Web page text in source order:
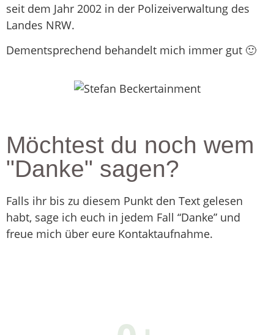
seit dem Jahr 2002 in der Polizeiverwaltung des
Landes NRW.
Dementsprechend behandelt mich immer gut 🙂
Möchtest du noch wem
"Danke" sagen?
Falls ihr bis zu diesem Punkt den Text gelesen
habt, sage ich euch in jedem Fall “Danke” und
freue mich über eure Kontaktaufnahme.